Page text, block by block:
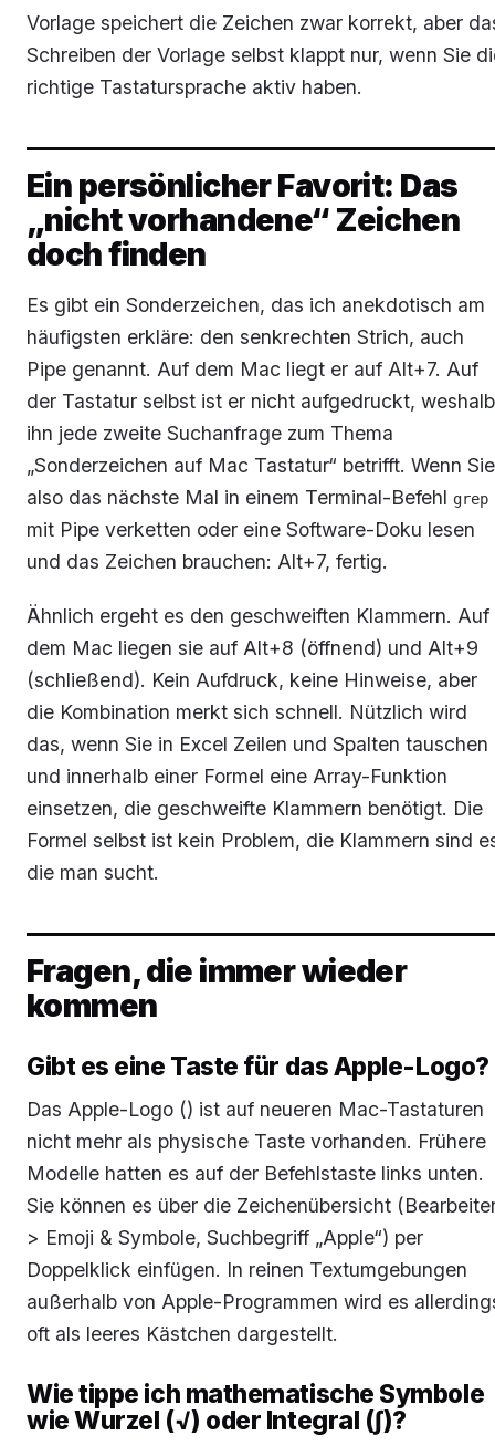
Vorlage speichert die Zeichen zwar korrekt, aber
Schreiben der Vorlage selbst klappt nur, wenn Sie
richtige Tastatursprache aktiv haben.
Ein persönlicher Favorit: Das
„nicht vorhandene“ Zeichen
doch finden
Es gibt ein Sonderzeichen, das ich anekdotisch am
häufigsten erkläre: den senkrechten Strich, auch
Pipe genannt. Auf dem Mac liegt er auf Alt+7. Auf
der Tastatur selbst ist er nicht aufgedruckt, weshalb
ihn jede zweite Suchanfrage zum Thema
„Sonderzeichen auf Mac Tastatur“ betrifft. Wenn Sie
also das nächste Mal in einem Terminal-Befehl grep
mit Pipe verketten oder eine Software-Doku lesen
und das Zeichen brauchen: Alt+7, fertig.
Ähnlich ergeht es den geschweiften Klammern. Auf
dem Mac liegen sie auf Alt+8 (öffnend) und Alt+9
(schließend). Kein Aufdruck, keine Hinweise, aber
die Kombination merkt sich schnell. Nützlich wird
das, wenn Sie in Excel Zeilen und Spalten tauschen
und innerhalb einer Formel eine Array-Funktion
einsetzen, die geschweifte Klammern benötigt. Die
Formel selbst ist kein Problem, die Klammern sind
die man sucht.
Fragen, die immer wieder
kommen
Gibt es eine Taste für das Apple-Logo?
Das Apple-Logo () ist auf neueren Mac-Tastaturen
nicht mehr als physische Taste vorhanden. Frühere
Modelle hatten es auf der Befehlstaste links unten.
Sie können es über die Zeichenübersicht
> Emoji & Symbole, Suchbegriff „Apple“) per
Doppelklick einfügen. In reinen Textumgebungen
außerhalb von Apple-Programmen wird es
oft als leeres Kästchen dargestellt.
Wie tippe ich mathematische Symbole
wie Wurzel (√) oder Integral (∫)?